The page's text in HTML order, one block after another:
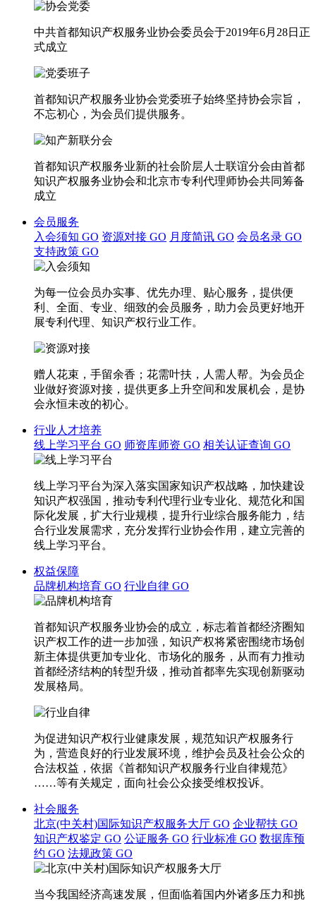
中共首都知识产权服务业协会委员会于2019年6月28日正
式成立
首都知识产权服务业协会党委班子始终坚持协会宗旨，
不忘初心，为会员们提供服务。
首都知识产权服务业新的社会阶层人士联谊分会由首都
知识产权服务业协会和北京市专利代理师协会共同筹备
成立
会员服务
入会须知 GO 资源对接 GO 月度简讯 GO 会员名录 GO
支持政策 GO
为每一位会员办实事、优先办理、贴心服务，提供便
利、全面、专业、细致的会员服务，助力会员更好地开
展专利代理、知识产权行业工作。
赠人花束，手留余香；花需叶扶，人需人帮。为会员企
业做好资源对接，提供更多上升空间和发展机会，是协
会永恒未改的初心。
行业人才培养
线上学习平台 GO 师资库师资 GO 相关认证查询 GO
线上学习平台为深入落实国家知识产权战略，加快建设
知识产权强国，推动专利代理行业专业化、规范化和国
际化发展，扩大行业规模，提升行业综合服务能力，结
合行业发展需求，充分发挥行业协会作用，建立完善的
线上学习平台。
权益保障
品牌机构培育 GO 行业自律 GO
首都知识产权服务业协会的成立，标志着首都经济圈知
识产权工作的进一步加强，知识产权将紧密围绕市场创
新主体提供更加专业化、市场化的服务，从而有力推动
首都经济结构的转型升级，推动首都率先实现创新驱动
发展格局。
为促进知识产权行业健康发展，规范知识产权服务行
为，营造良好的行业发展环境，维护会员及社会公众的
合法权益，依据《首都知识产权服务行业自律规范》
……等有关规定，面向社会公众接受维权投诉。
社会服务
北京(中关村)国际知识产权服务大厅 GO 企业帮扶 GO
知识产权鉴定 GO 公证服务 GO 行业标准 GO 数据库预
约 GO 法规政策 GO
当今我国经济高速发展，但面临着国内外诸多压力和挑